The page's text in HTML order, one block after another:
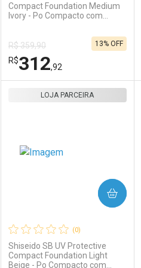
Compact Foundation Medium
Ivory - Po Compacto com
R$ 359,90
R$312,92
13% OFF
(0)
Shiseido SB UV Protective
Compact Foundation Light
Beige - Po Compacto com
LOJA PARCEIRA
COMPRAR